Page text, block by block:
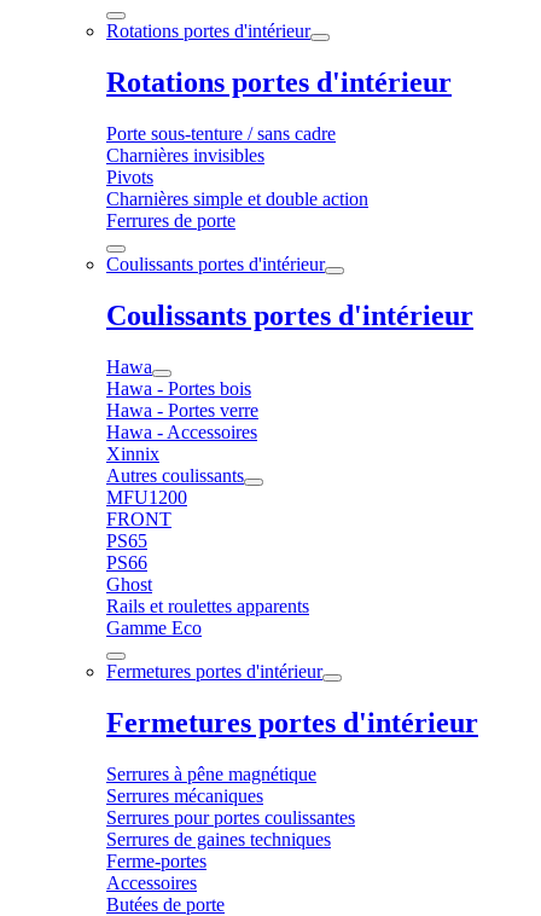
Rotations portes d'intérieur
Rotations portes d'intérieur
Porte sous-tenture / sans cadre
Charnières invisibles
Pivots
Charnières simple et double action
Ferrures de porte
Coulissants portes d'intérieur
Coulissants portes d'intérieur
Hawa
Hawa - Portes bois
Hawa - Portes verre
Hawa - Accessoires
Xinnix
Autres coulissants
MFU1200
FRONT
PS65
PS66
Ghost
Rails et roulettes apparents
Gamme Eco
Fermetures portes d'intérieur
Fermetures portes d'intérieur
Serrures à pêne magnétique
Serrures mécaniques
Serrures pour portes coulissantes
Serrures de gaines techniques
Ferme-portes
Accessoires
Butées de porte